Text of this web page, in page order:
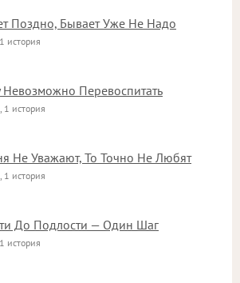
Поздно, Бывает Уже Не Надо
история
Перевоспитать
1 история
Не Уважают, То Точно Не Любят
1 история
До Подлости — Один Шаг
история